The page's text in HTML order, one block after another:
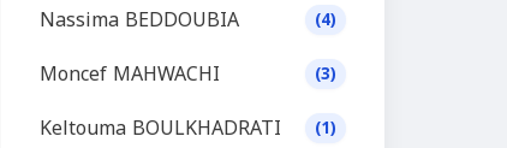
Nassima BEDDOUBIA (4)
Moncef MAHWACHI (3)
Keltouma BOULKHADRATI (1)